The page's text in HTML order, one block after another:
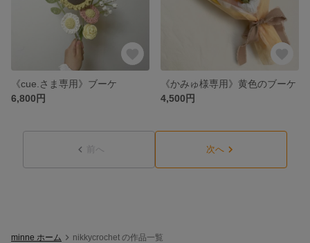
《cue.さま専用》ブーケ
6,800円
《かみゅ様専用》黄色のブーケ
4,500円
前へ 次へ
minne ホーム nikkycrochet の作品一覧